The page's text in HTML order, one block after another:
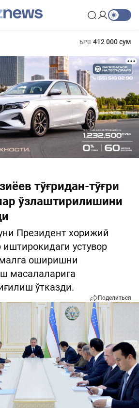
БРВ 412 000 сум
тўғридан-тўғри
ўзлаштирилишини
Президент хорижий
устувор
оширишни
масалаларига
ўтказди.
Поделиться